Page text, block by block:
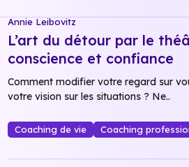
Annie Leibovitz
L’art du détour par le
conscience et confiance
Comment modifier votre regard sur
votre vision sur les situations ? Ne..
Coaching de vie Coaching